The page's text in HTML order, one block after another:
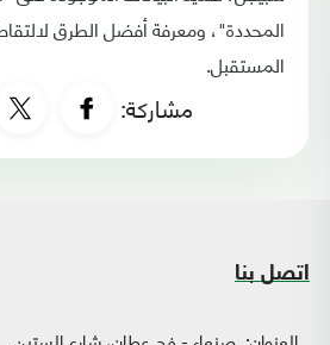
المحددة"، ومعرفة أفضل الطرق
المستقبل.
مشاركة:
اتصل بنا